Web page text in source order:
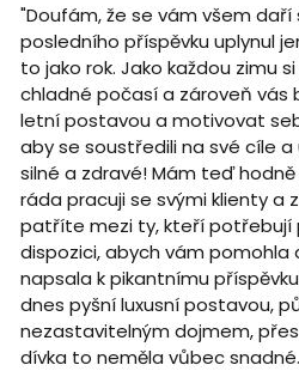
"Doufám, že se vám všem daří
posledního příspěvku uplynul
to jako rok. Jako každou zimu
chladné počasí a zároveň vás
letní postavou a motivovat
aby se soustředili na své cíle
silné a zdravé! Mám teď
ráda pracuji se svými klienty a
patříte mezi ty, kteří potřebují
dispozici, abych vám pomohla
napsala k pikantnímu
dnes pyšní luxusní postavou,
nezastavitelným dojmem,
dívka to neměla vůbec snadné.